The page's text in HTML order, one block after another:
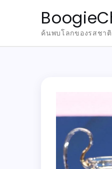
ค้นพบโลกของรสชา